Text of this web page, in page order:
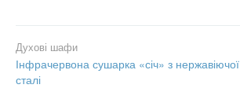
Духові шафи
Інфрачервона сушарка «січ» з нержавіючої
сталі